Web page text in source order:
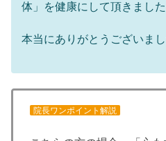
体」を健康にして頂きました
本当にありがとうございまし
院長ワンポイント解説